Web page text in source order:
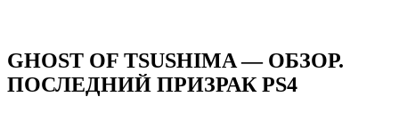
GHOST OF TSUSHIMA — ОБЗОР.
ПОСЛЕДНИЙ ПРИЗРАК PS4